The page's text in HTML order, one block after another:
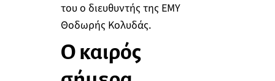
του ο διευθυντής της ΕΜΥ
Θοδωρής Κολυδάς.
Ο καιρός